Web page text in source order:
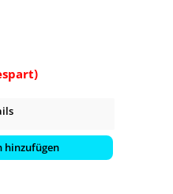
hinzufügen